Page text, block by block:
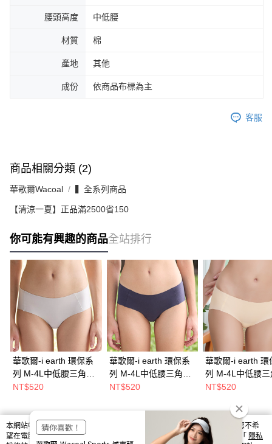
腰頭高度 中低腰
材質 棉
產地 其他
成份 依商品布標為主
客服
商品相關分類 (2)
華歌爾Wacoal ▍全系列商品
【清涼一夏】正品滿2500省150
你可能有興趣的商品全站排行
華歌爾-i earth 環保系
列 M-4L中低腰三角褲
(欣然灰) NS8143FP
NT$520
華歌爾-i earth 環保系
列 M-4L中低腰三角褲
(沉靜灰) NS8143FS
NT$520
華歌爾-i earth 環
列 M-4L中低腰三
(晨曦膚)
NT$520
熱門標籤
本網站中使用 cookie，欲查詢有關本網站使用 cookie 方式之詳情，及若您不希
望在電腦上使用 cookie 時應如何變更電腦的 cookie 設定，請參閱本網站「 隱私